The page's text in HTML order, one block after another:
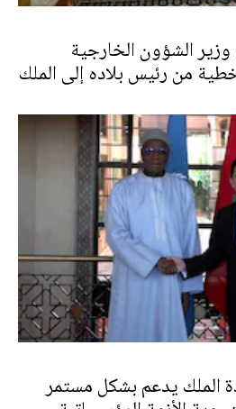
الشؤون الخارجية
من رئيس بلاده إلى الملك
الملك يدعم بشكل مستمر